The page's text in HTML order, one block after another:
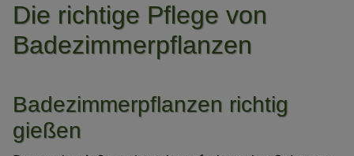
Die richtige Pflege von
Badezimmerpflanzen
Badezimmerpflanzen richtig
gießen